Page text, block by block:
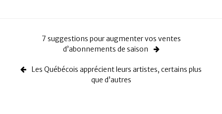
7 suggestions pour augmenter vos ventes
d’abonnements de saison
Les Québécois apprécient leurs artistes, certains plus
que d’autres